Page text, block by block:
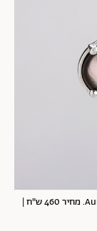
הקולקציה האחרונה של Born From Rock. עגיל של Aurora. מחיר 460 ש"ח |